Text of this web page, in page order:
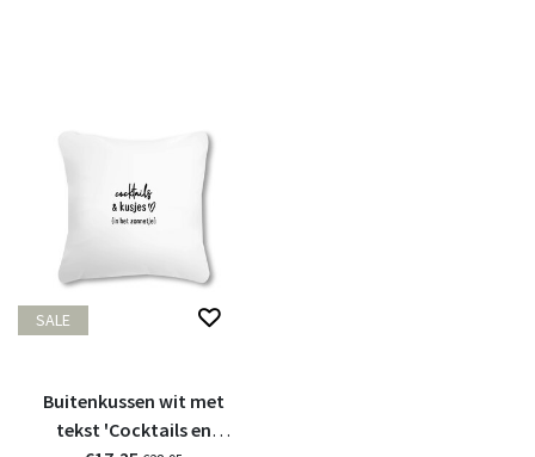
SALE
Buitenkussen wit met
tekst 'Cocktails en